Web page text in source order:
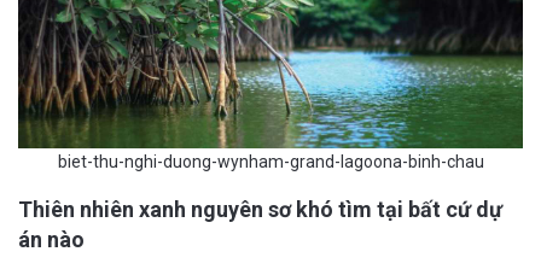
biet-thu-nghi-duong-wynham-grand-lagoona-binh-chau
Thiên nhiên xanh nguyên sơ khó tìm tại bất cứ dự
án nào